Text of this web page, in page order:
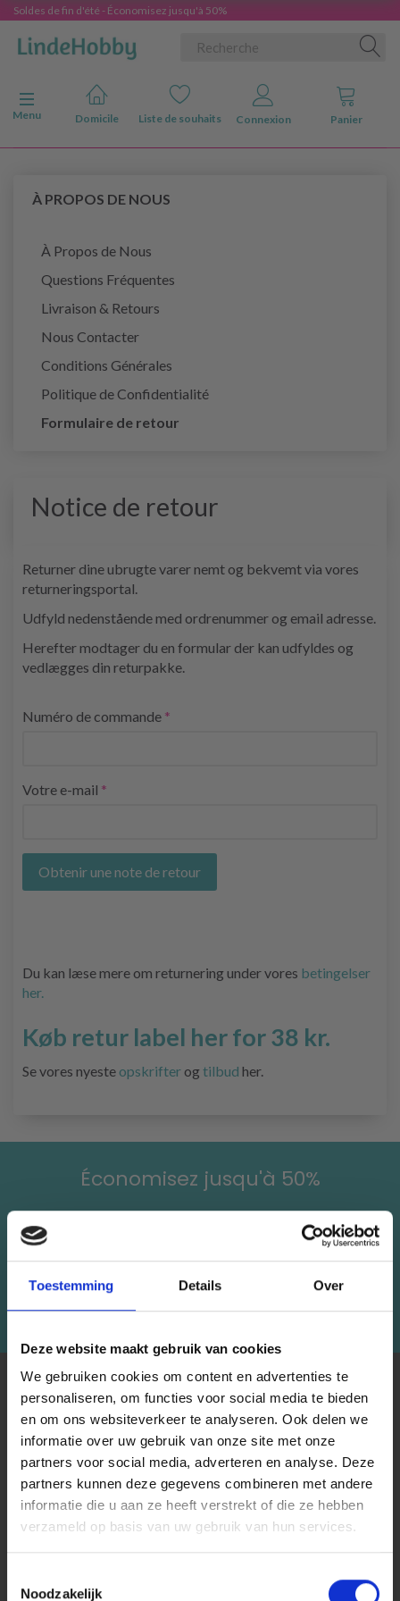
Toestemming Details Over
Deze website maakt gebruik van cookies
We gebruiken cookies om content en advertenties te
personaliseren, om functies voor social media te bieden
en om ons websiteverkeer te analyseren. Ook delen we
informatie over uw gebruik van onze site met onze
partners voor social media, adverteren en analyse. Deze
partners kunnen deze gegevens combineren met andere
informatie die u aan ze heeft verstrekt of die ze hebben
verzameld op basis van uw gebruik van hun services.
Noodzakelijk
Soldes de fin d'été - Économisez jusqu'à 50%
Basculer la navigation
Menu
Domicile Liste de souhaits Connexion Panier
À PROPOS DE NOUS
À Propos de Nous
Questions Fréquentes
Livraison & Retours
Nous Contacter
Conditions Générales
Politique de Confidentialité
Formulaire de retour
Notice de retour
Returner dine ubrugte varer nemt og bekvemt via vores
returneringsportal.
Udfyld nedenstående med ordrenummer og email adresse.
Herefter modtager du en formular der kan udfyldes og
vedlægges din returpakke.
Numéro de commande
Votre e-mail
Obtenir une note de retour
Du kan læse mere om returnering under vores betingelser
her.
Køb retur label her for 38 kr.
Se vores nyeste opskrifter ogtilbud her.
Économisez jusqu'à 50%
Recevez notre newsletter gratuite et
bénéficiez d'inspiration, d'offres et de
S'abonner
À PROPOS DE NOUS
LindeHobby fournit tout le Danemark avec du fil de qualité.
Nous avons une large gamme de marques populaires avec
plus de 15 000 numéros d'articles. Notre équipe s'efforce
de vous fournir le meilleur service possible et la livraison la
plus rapide à tout moment. Découvrez l'équipe derrière
LindeHobby ici.
Économisez jusqu'à 50 %
Soyez le premier à connaître nos soldes et